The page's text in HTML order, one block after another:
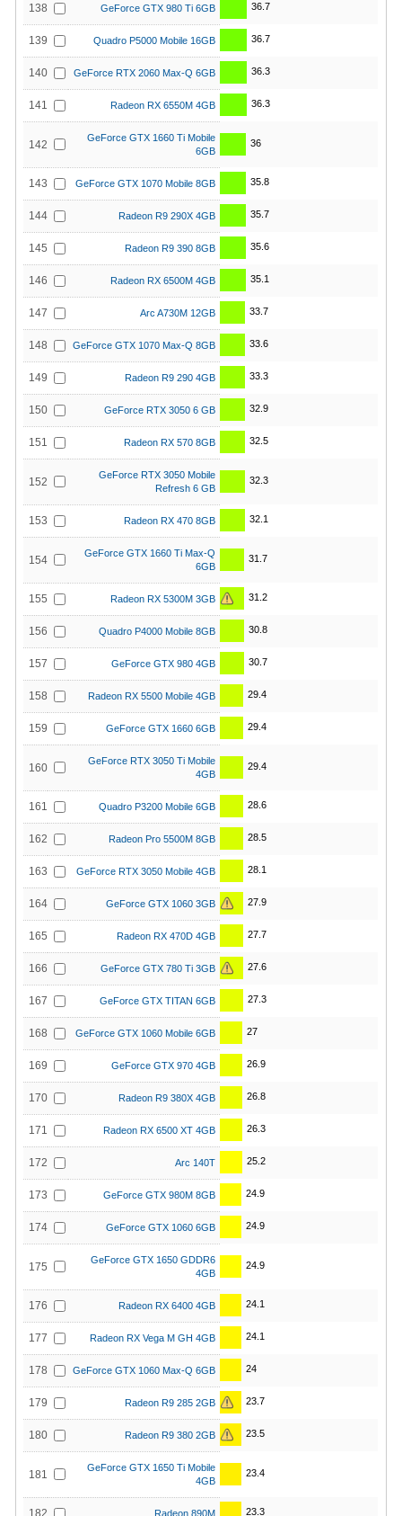
138 GeForce GTX 980 Ti 6GB 36.7
139 Quadro P5000 Mobile 16GB 36.7
140 GeForce RTX 2060 Max-Q 6GB 36.3
141 Radeon RX 6550M 4GB 36.3
142
GeForce GTX 1660 Ti Mobile
6GB
36
143 GeForce GTX 1070 Mobile 8GB 35.8
144 Radeon R9 290X 4GB 35.7
145 Radeon R9 390 8GB 35.6
146 Radeon RX 6500M 4GB 35.1
147 Arc A730M 12GB 33.7
148 GeForce GTX 1070 Max-Q 8GB 33.6
149 Radeon R9 290 4GB 33.3
150 GeForce RTX 3050 6 GB 32.9
151 Radeon RX 570 8GB 32.5
152
GeForce RTX 3050 Mobile
Refresh 6 GB
32.3
153 Radeon RX 470 8GB 32.1
154
GeForce GTX 1660 Ti Max-Q
6GB
31.7
155 Radeon RX 5300M 3GB 31.2
156 Quadro P4000 Mobile 8GB 30.8
157 GeForce GTX 980 4GB 30.7
158 Radeon RX 5500 Mobile 4GB 29.4
159 GeForce GTX 1660 6GB 29.4
160
GeForce RTX 3050 Ti Mobile
4GB
29.4
161 Quadro P3200 Mobile 6GB 28.6
162 Radeon Pro 5500M 8GB 28.5
163 GeForce RTX 3050 Mobile 4GB 28.1
164 GeForce GTX 1060 3GB 27.9
165 Radeon RX 470D 4GB 27.7
166 GeForce GTX 780 Ti 3GB 27.6
167 GeForce GTX TITAN 6GB 27.3
168 GeForce GTX 1060 Mobile 6GB 27
169 GeForce GTX 970 4GB 26.9
170 Radeon R9 380X 4GB 26.8
171 Radeon RX 6500 XT 4GB 26.3
172 Arc 140T 25.2
173 GeForce GTX 980M 8GB 24.9
174 GeForce GTX 1060 6GB 24.9
175
GeForce GTX 1650 GDDR6
4GB
24.9
176 Radeon RX 6400 4GB 24.1
177 Radeon RX Vega M GH 4GB 24.1
178 GeForce GTX 1060 Max-Q 6GB 24
179 Radeon R9 285 2GB 23.7
180 Radeon R9 380 2GB 23.5
181
GeForce GTX 1650 Ti Mobile
4GB
23.4
182 Radeon 890M 23.3